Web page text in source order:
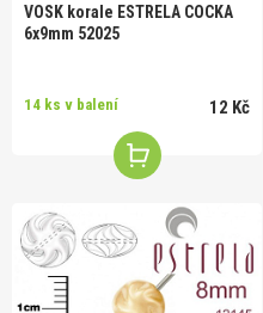
VOSK korale ESTRELA COCKA
6x9mm 52025
14 ks v balení 12 Kč